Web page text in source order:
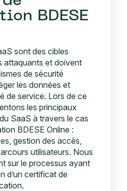
BDESE
sont des cibles
attaquants et doivent
de sécurité
les données et
de service. Lors de ce
les principaux
SaaS à travers le cas
BDESE Online :
gestion des accès,
utilisateurs. Nous
sur le processus ayant
d’un certificat de